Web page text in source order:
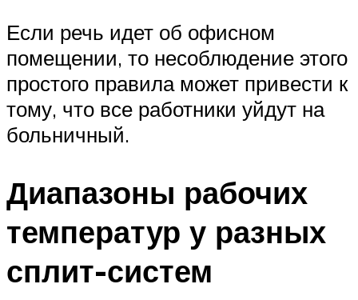
Если речь идет об офисном
помещении, то несоблюдение этого
простого правила может привести к
тому, что все работники уйдут на
больничный.
Диапазоны рабочих
температур у разных
сплит-систем